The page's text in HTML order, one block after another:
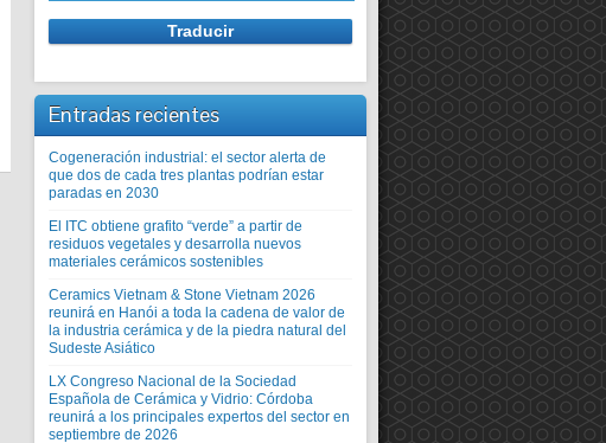
Entradas recientes
Cogeneración industrial: el sector alerta de
que dos de cada tres plantas podrían estar
paradas en 2030
El ITC obtiene grafito “verde” a partir de
residuos vegetales y desarrolla nuevos
materiales cerámicos sostenibles
Ceramics Vietnam & Stone Vietnam 2026
reunirá en Hanói a toda la cadena de valor de
la industria cerámica y de la piedra natural del
Sudeste Asiático
LX Congreso Nacional de la Sociedad
Española de Cerámica y Vidrio: Córdoba
reunirá a los principales expertos del sector en
septiembre de 2026